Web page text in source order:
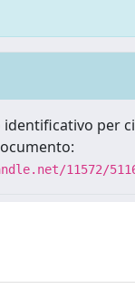
identificativo per
11572/